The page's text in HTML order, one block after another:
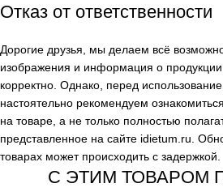
Отказ от ответственности
Дорогие друзья, мы делаем всё
изображения и информация о
корректно. Однако, перед
настоятельно рекомендуем
на товаре, а не только полностью
представленное на сайте idietum.ru .
товарах может происходить с задержкой.
С ЭТИМ ТОВАРОМ